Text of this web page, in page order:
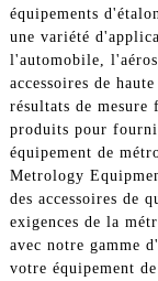
équipements
une variété
l'automobile,
accessoires de
résultats de mesure
produits pour
équipement de
Metrology
des accessoires de
exigences de la
avec notre gamme
votre équipement